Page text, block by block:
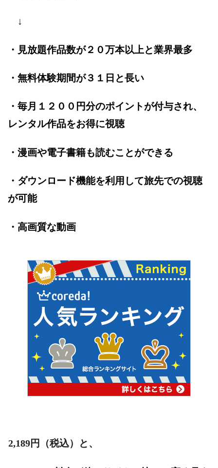
↓
・見放題作品数が２０万本以上と業界最多
・無料体験期間が３１日と長い
・毎月１２００円分のポイントが付与され、
レンタル作品をお得に視聴
・漫画や電子書籍も読むことができる
・ダウンロード機能を利用して旅先での視聴
が可能
・高画質な動画
2,189円（税込）と、